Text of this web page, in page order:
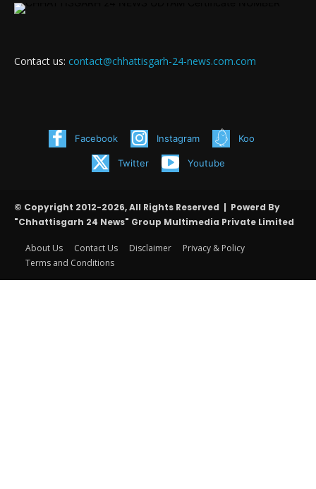
Contact us: contact@chhattisgarh-24-news.com.com
Facebook Instagram Koo
Twitter Youtube
© Copyright 2012-2026, All Rights Reserved | Powerd By
"Chhattisgarh 24 News" Group Multimedia Private Limited
About Us Contact Us Disclaimer
Privacy & Policy
Terms and Conditions